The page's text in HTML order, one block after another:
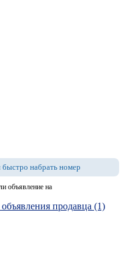
быстро набрать номер
объявление на
продавца (1)